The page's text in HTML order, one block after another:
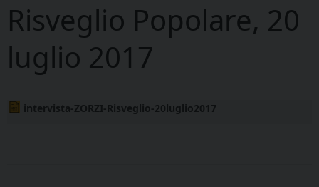
Risveglio Popolare, 20
luglio 2017
intervista-ZORZI-Risveglio-20luglio2017